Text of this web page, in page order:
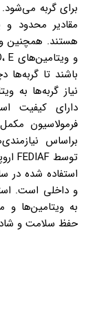
برای گربه می­‌شود.
مقادیر محدود و
باشند تا گربه‌ها
نیاز گربه‌ها به
دارای کیفیت
فرمولاسیون
براساس
استفاده شده در
و داخلی است.
به ویتامین­‌ها و
حفظ سلامت و